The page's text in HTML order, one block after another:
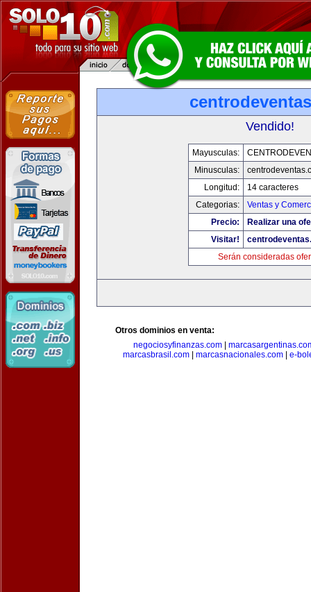
Vendido!
Mayusculas:
Minusculas:
Longitud:
14 caracteres
Categorias:
Ventas y
Precio:
Realizar una
Visitar!
Serán consideradas
Otros dominios en venta:
negociosyfinanzas.com
marcasbrasil.com| marcasnacionales.com| e-